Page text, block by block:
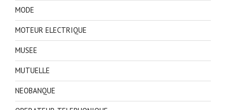
MODE
MOTEUR ELECTRIQUE
MUSEE
MUTUELLE
NEOBANQUE